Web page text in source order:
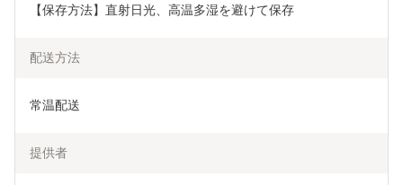
【保存方法】直射日光、高温多湿を避けて保存
配送方法
常温配送
提供者